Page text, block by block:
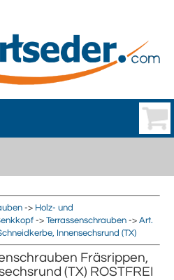
-> Holz- und
-> Terrassenschrauben -> Art.
Innensechsrund (TX)
Fräsrippen,
(TX) ROSTFREI